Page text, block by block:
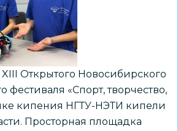
Открытого Новосибирского
фестиваля «Спорт, творчество,
кипения НГТУ-НЭТИ кипели
Просторная площадка